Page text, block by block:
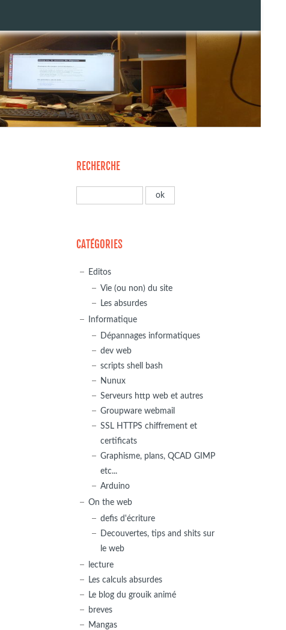
RECHERCHE
CATÉGORIES
Editos
Vie (ou non) du site
Les absurdes
Informatique
Dépannages informatiques
dev web
scripts shell bash
Nunux
Serveurs http web et autres
Groupware webmail
SSL HTTPS chiffrement et
certificats
Graphisme, plans, QCAD GIMP
etc...
Arduino
On the web
defis d'écriture
Decouvertes, tips and shits sur
le web
lecture
Les calculs absurdes
Le blog du grouik animé
breves
Mangas